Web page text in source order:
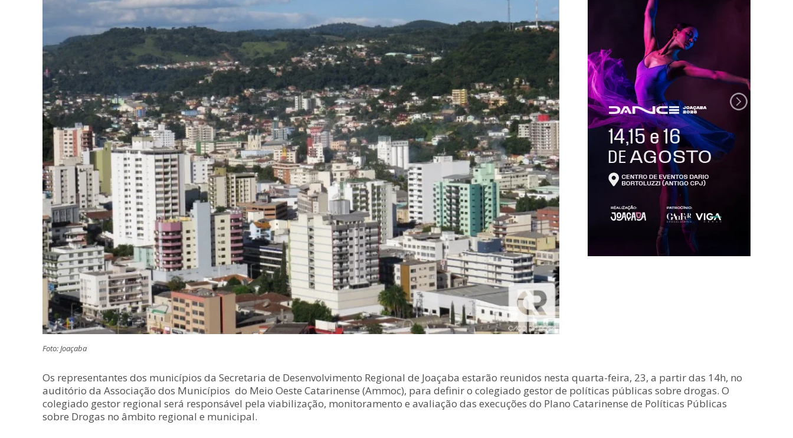
Foto: Joaçaba
Os representantes dos municípios da Secretaria de Desenvolvimento Regional de Joaçaba estarão reunidos nesta quarta-feira, 23, a partir das 14h, no
auditório da Associação dos Municípios do Meio Oeste Catarinense (Ammoc), para definir o colegiado gestor de políticas públicas sobre drogas. O
colegiado gestor regional será responsável pela viabilização, monitoramento e avaliação das execuções do Plano Catarinense de Políticas Públicas
sobre Drogas no âmbito regional e municipal.